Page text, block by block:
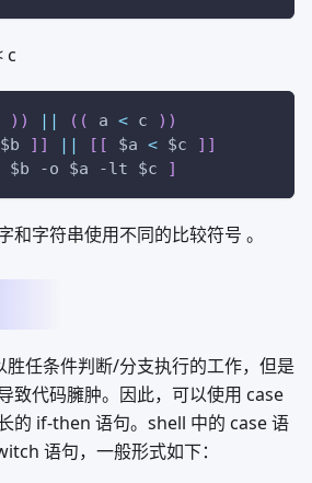
c
)) || (( a < c
))
$b ] ] || [ [ $a < $c ] ]
$b -o $a -lt $c ]
和字符串使用不同的比较符号 。
任条件判断/分支执行的工作，但是
致代码臃肿。因此，可以使用 case
的 if-then 语句。shell 中的 case 语
语句，一般形式如下：